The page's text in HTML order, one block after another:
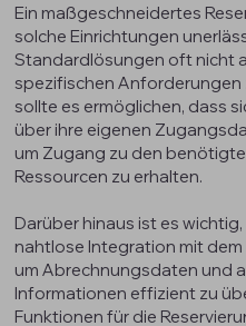
Ein maßgeschneidertes
solche Einrichtungen
Standardlösungen oft nicht
spezifischen Anforderungen
sollte es ermöglichen, dass
über ihre eigenen
um Zugang zu den
Ressourcen zu erhalten.
Darüber hinaus ist es
nahtlose Integration mit
um Abrechnungsdaten und
Informationen effizient zu
Funktionen für die